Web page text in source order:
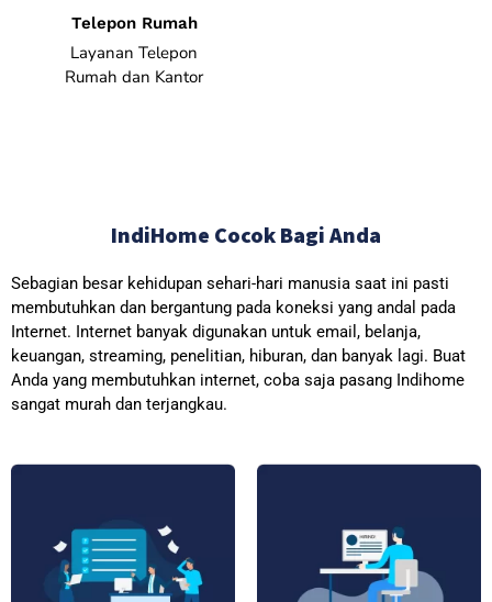
Telepon Rumah
Layanan Telepon
Rumah dan Kantor
IndiHome Cocok Bagi Anda
Sebagian besar kehidupan sehari-hari manusia saat ini pasti
membutuhkan dan bergantung pada koneksi yang andal pada
Internet. Internet banyak digunakan untuk email, belanja,
keuangan, streaming, penelitian, hiburan, dan banyak lagi. Buat
Anda yang membutuhkan internet, coba saja pasang Indihome
sangat murah dan terjangkau.